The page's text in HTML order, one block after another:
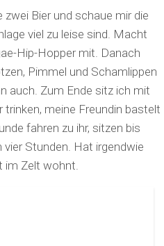
Bier und schaue mir die
viel zu leise sind. Macht
Hip-Hopper mit. Danach
Pimmel und Schamlippen
auch. Zum Ende sitz ich mit
trinken, meine Freundin bastelt
fahren zu ihr, sitzen bis
Stunden. Hat irgendwie
im Zelt wohnt.